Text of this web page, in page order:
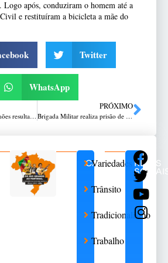
Logo após, conduziram o homem até a
e restituíram a bicicleta a mãe do
Twitter
WhatsApp
Acidente entre caminhões resulta em mortes na ERS-324, entre Pontão e Ronda Alta
PRÓXIMO
Brigada Militar realiza prisão de três indivíduos por roubo a pedestre
CATEGORIAS
Variedades
Trânsito
Tradicionalismo
Trabalho
REDES